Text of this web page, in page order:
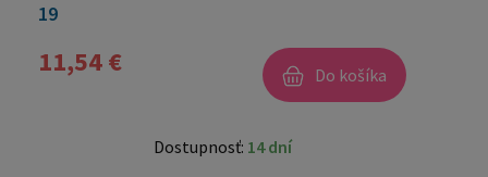
19
11,54 € Do košíka
Dostupnosť: 14 dní